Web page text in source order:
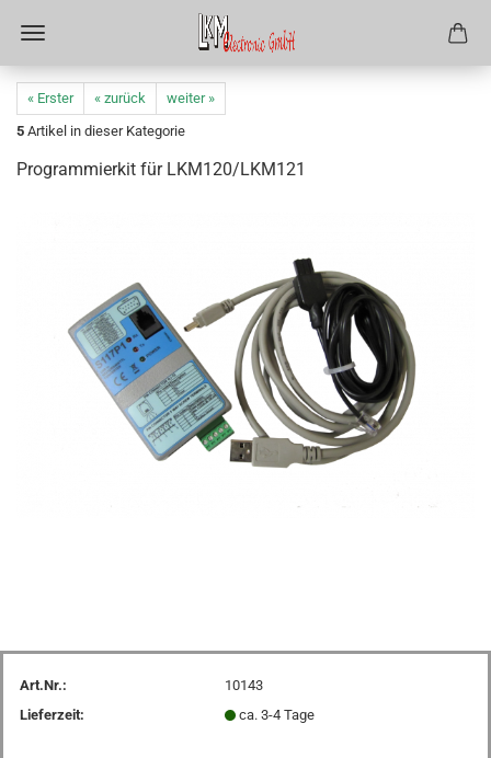
« Erster « zurück
weiter »
5 Artikel in dieser Kategorie
Programmierkit für LKM120/LKM121
Art.Nr.:
10143
Lieferzeit:
ca. 3-4 Tage